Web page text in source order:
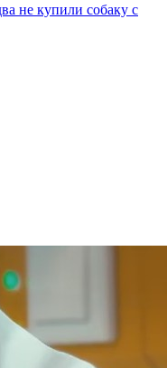
не купили собаку с